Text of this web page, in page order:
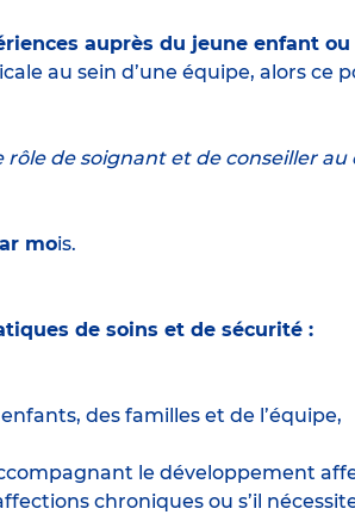
auprès du jeune enfant
au sein d’une équipe, alors ce
de soignant et de conseiller
mois.
de soins et de sécurité :
des familles et de l’équipe,
le développement
chroniques ou s’il